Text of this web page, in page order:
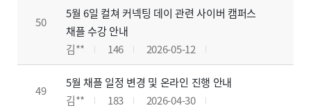
50
5월 6일 컬쳐 커넥팅 데이 관련 사이버 캠퍼스
채플 수강 안내
김**
146 2026-05-12
49
5월 채플 일정 변경 및 온라인 진행 안내
김**
183 2026-04-30